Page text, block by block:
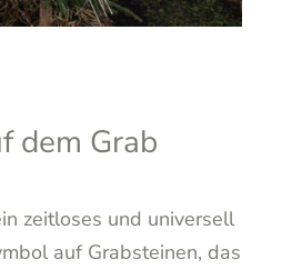
dem Grab
zeitloses und universell
auf Grabsteinen, das